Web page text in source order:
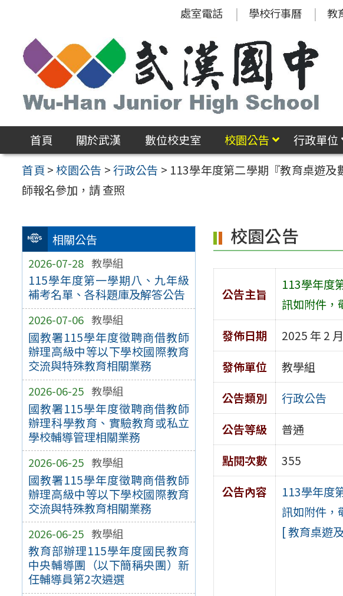
區
處室電話 學校行事曆 教
首頁 關於武漢 數位校史室 校園公告 行政單位
首頁 >校園公告 >行政公告 > 113學年度第二學期『教育桌遊
師報名參加，請 查照
相關公告
2026-07-28 教學組
115學年度第一學期八、九年級
補考名單、各科題庫及解答公告
2026-07-06 教學組
國教署115學年度徵聘商借教師
辦理高級中等以下學校國際教育
交流與特殊教育相關業務
2026-06-25 教學組
國教署115學年度徵聘商借教師
辦理科學教育、實驗教育或私立
學校輔導管理相關業務
2026-06-25 教學組
國教署115學年度徵聘商借教師
辦理高級中等以下學校國際教育
交流與特殊教育相關業務
2026-06-25 教學組
教育部辦理115學年度國民教育
中央輔導團（以下簡稱央團）新
任輔導員第2次遴選
校園公告
公告主旨
113學年度
訊如附件，
發佈日期
2025 年 2
發佈單位
教學組
公告類別
行政公告
公告等級
普通
點閱次數
355
公告內容
113學年度
訊如附件，
[ 教育桌遊